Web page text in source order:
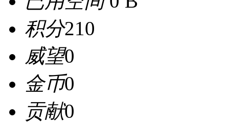
积分210
威望0
金币0
贡献0